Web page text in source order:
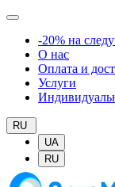
-20% на
О нас
Оплата и
Услуги
RU
UA
RU